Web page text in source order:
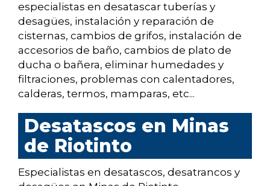
especialistas en desatascar tuberías y
desagües, instalación y reparación de
cisternas, cambios de grifos, instalación de
accesorios de baño, cambios de plato de
ducha o bañera, eliminar humedades y
filtraciones, problemas con calentadores,
calderas, termos, mamparas, etc...
Desatascos en Minas
de Riotinto
Especialistas en desatascos, desatrancos y